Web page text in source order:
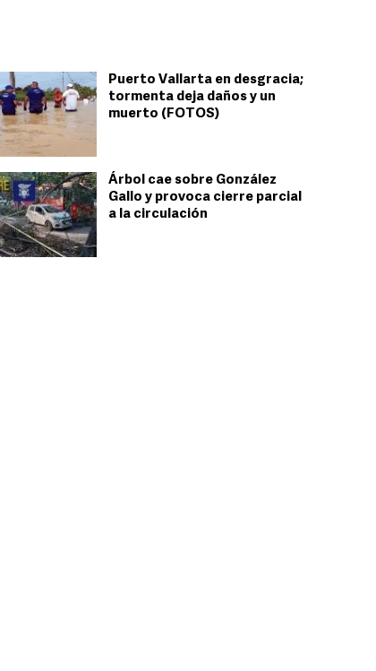
Puerto Vallarta en desgracia;
tormenta deja daños y un
muerto (FOTOS)
Árbol cae sobre González
Gallo y provoca cierre parcial
a la circulación